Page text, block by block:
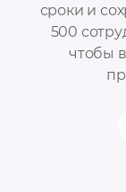
сроки и
500
чтобы